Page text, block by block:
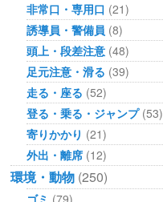
非常口・専用口 (21)
誘導員・警備員 (8)
頭上・段差注意 (48)
足元注意・滑る (39)
走る・座る (52)
登る・乗る・ジャンプ(53)
寄りかかり (21)
外出・離席 (12)
環境・動物 (250)